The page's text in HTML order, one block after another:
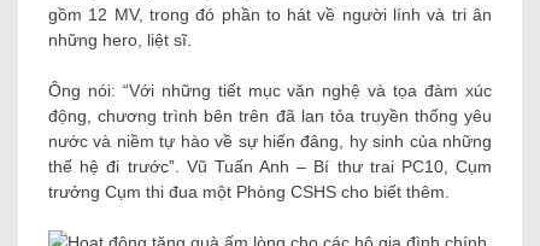
gồm 12 MV, trong đó phần to hát về người lính và tri ân
những hero, liệt sĩ.
Ông nói: “Với những tiết mục văn nghệ và tọa đàm xúc
động, chương trình bên trên đã lan tỏa truyền thống yêu
nước và niềm tự hào về sự hiến đâng, hy sinh của những
thế hệ đi trước”. Vũ Tuấn Anh – Bí thư trai PC10, Cụm
trưởng Cụm thi đua một Phòng CSHS cho biết thêm.